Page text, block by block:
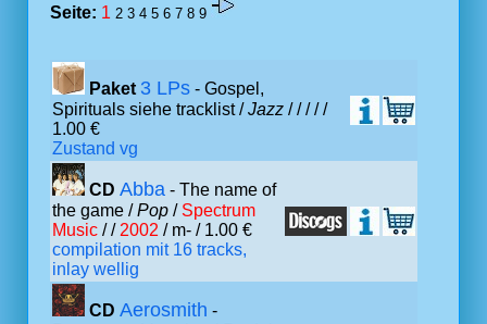
Seite: 1 2 3 4 5 6 7 8 9
Paket 3 LPs - Gospel,
Spirituals siehe tracklist /Jazz // // /
1.00 €
Zustand vg
CD Abba - The name of
the game /Pop / Spectrum
Music / / 2002 / m- / 1.00 €
compilation mit 16 tracks,
inlay wellig
CD Aerosmith -